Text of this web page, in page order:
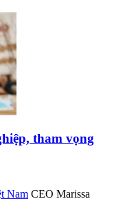
tham vọng
Nam CEO Marissa